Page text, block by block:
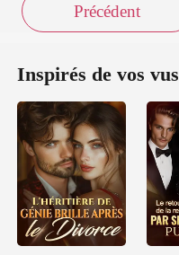
Précédent
Inspirés de vos vus